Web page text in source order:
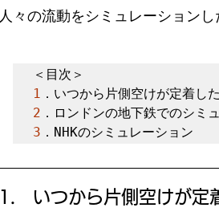
人々の流動をシミュレーション
1
2
3 ．NHKのシミュレーション
1.　いつから片側空けが定